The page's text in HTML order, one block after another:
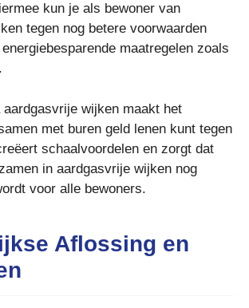
kun je als bewoner van
tegen nog betere voorwaarden
maatregelen zoals
aardgasvrije wijken maakt het
met buren geld lenen kunt tegen
schaalvoordelen en zorgt dat
in aardgasvrije wijken nog
voor alle bewoners.
Aflossing en